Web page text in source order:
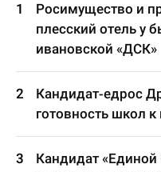
Росимущество и
плесский отель у
ивановской «ДСК»
Кандидат-едрос
готовность школ
Кандидат